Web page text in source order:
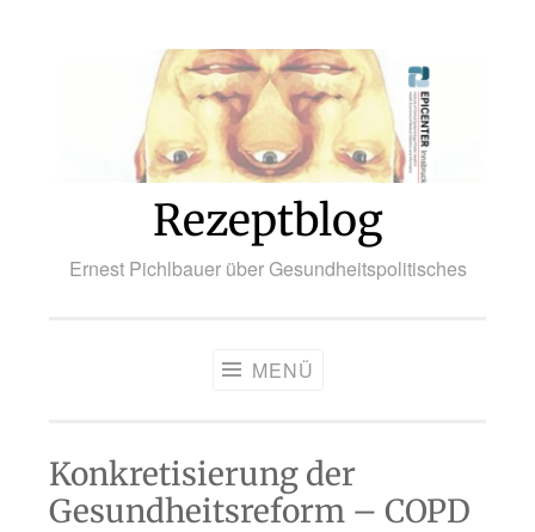
Rezeptblog
Ernest Pichlbauer über Gesundheitspolitisches
MENÜ
Konkretisierung der
Gesundheitsreform – COPD